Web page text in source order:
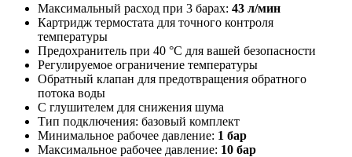
Максимальный расход при 3 барах: 43 л/мин
Картридж термостата для точного контроля
температуры
Предохранитель при 40 °C для вашей безопасности
Регулируемое ограничение температуры
Обратный клапан для предотвращения обратного
потока воды
С глушителем для снижения шума
Тип подключения: базовый комплект
Минимальное рабочее давление: 1 бар
Максимальное рабочее давление: 10 бар